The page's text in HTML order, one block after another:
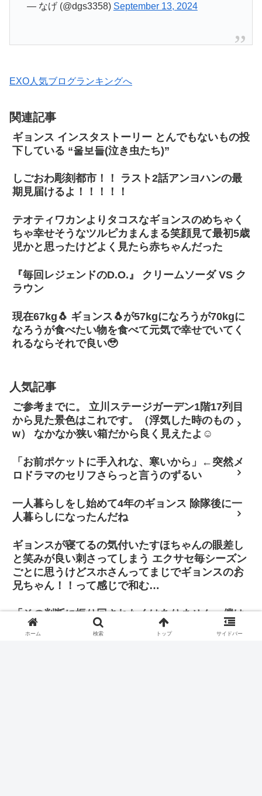
— なげ (@dgs3358) September 13, 2024
EXO人気ブログランキングへ
関連記事
ギョンス インスタストーリー とんでもないもの投
下している “울보들(泣き虫たち)”
しごおわ彫刻都市！！ ラスト2話アンヨハンの最
期見届けるよ！！！！！
テオティワカンよりタコスなギョンスのめちゃく
ちゃ幸せそうなツルピカまんまる笑顔見て最初5歳
児かと思ったけどよく見たら赤ちゃんだった
『毎回レジェンドのD.O.』 クリームソーダ VS ク
ラウン
現在67kg🐧 ギョンス🐧が57kgになろうが70kgに
なろうが食べたい物を食べて元気で幸せでいてく
れるならそれで良い🥹
人気記事
ご参考までに。 立川ステージガーデン1階17列目
から見た景色はこれです。（浮気した時のもの
w） なかなか狭い箱だから良く見えたよ☺
「お前ポケットに手入れな、寒いから」←突然メ
ロドラマのセリフさらっと言うのずるい
一人暮らしをし始めて4年のギョンス 除隊後に一
人暮らしになったんだね
ギョンスが寝てるの気付いたすほちゃんの眼差し
と笑みが良い刺さってしまう エクサセ毎シーズン
ごとに思うけどスホさんってまじでギョンスのお
兄ちゃん！！って感じで和む…
「その判断に振り回されたくはありません。僕は
自分の立ち位置で全力を尽くし、歌手と俳優双方
ホーム 検索 トップ サイドバー